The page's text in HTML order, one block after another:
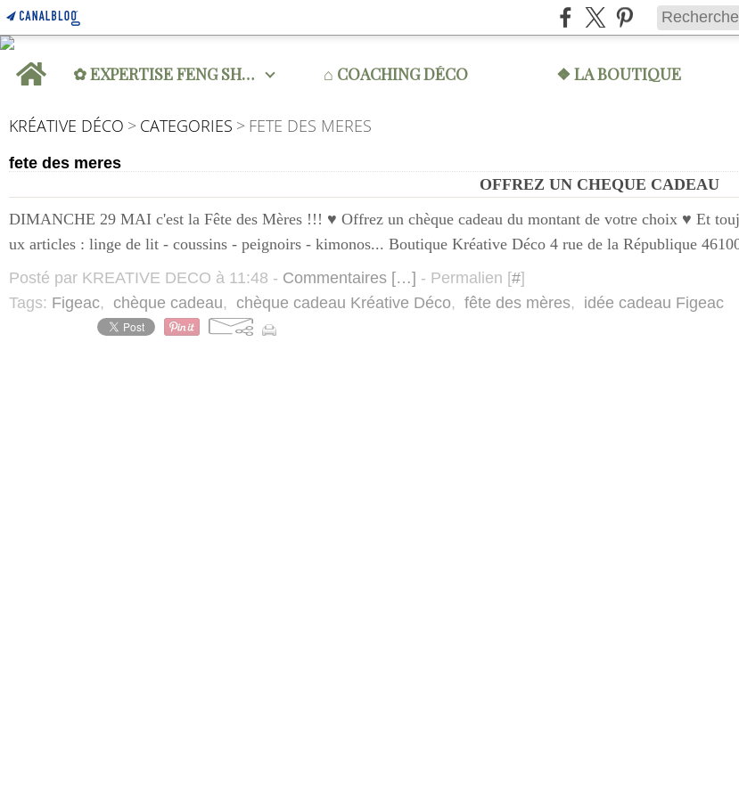
Home
✿ EXPERTISE FENG SHUI ⌂ COACHING DÉCO ❖ LA BOUTIQUE
KRÉATIVE DÉCO > CATEGORIES > FETE DES MERES
fete des meres
OFFREZ UN CHEQUE CADEAU
DIMANCHE 29 MAI c'est la Fête des Mères !!! ♥ Offrez un chèque cadeau du montant de votre choix ♥ Et
ux articles : linge de lit - coussins - peignoirs - kimonos... Boutique Kréative Déco 4 rue de la République
Posté par KREATIVE DECO à 11:48 - Commentaires […] - Permalien [#]
Tags: Figeac, chèque cadeau, chèque cadeau Kréative Déco, fête des mères, idée cadeau Figeac